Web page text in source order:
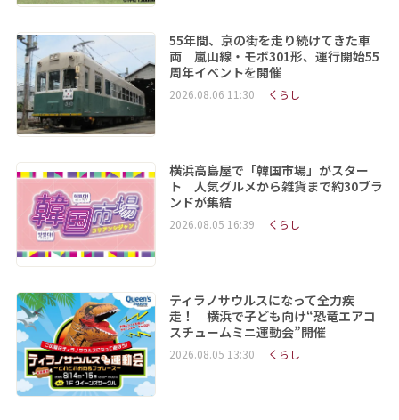
55年間、京の街を走り続けてきた車
両 嵐山線・モボ301形、運行開始55
周年イベントを開催
2026.08.06 11:30 くらし
横浜高島屋で「韓国市場」がスター
ト 人気グルメから雑貨まで約30ブラ
ンドが集結
2026.08.05 16:39 くらし
ティラノサウルスになって全力疾
走！ 横浜で子ども向け“恐竜エアコ
スチュームミニ運動会”開催
2026.08.05 13:30 くらし